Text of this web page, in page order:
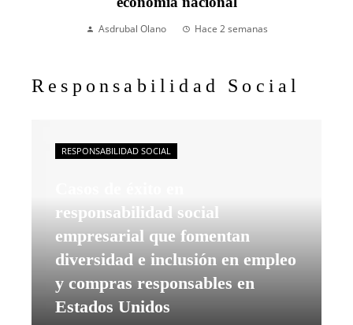
Asdrubal Olano Hace 2 semanas
Responsabilidad Social
responsabilidad social
empresarial que fomentan
diversidad e inclusión en empleo
y compras responsables en
Estados Unidos
RESPONSABILIDAD SOCIAL